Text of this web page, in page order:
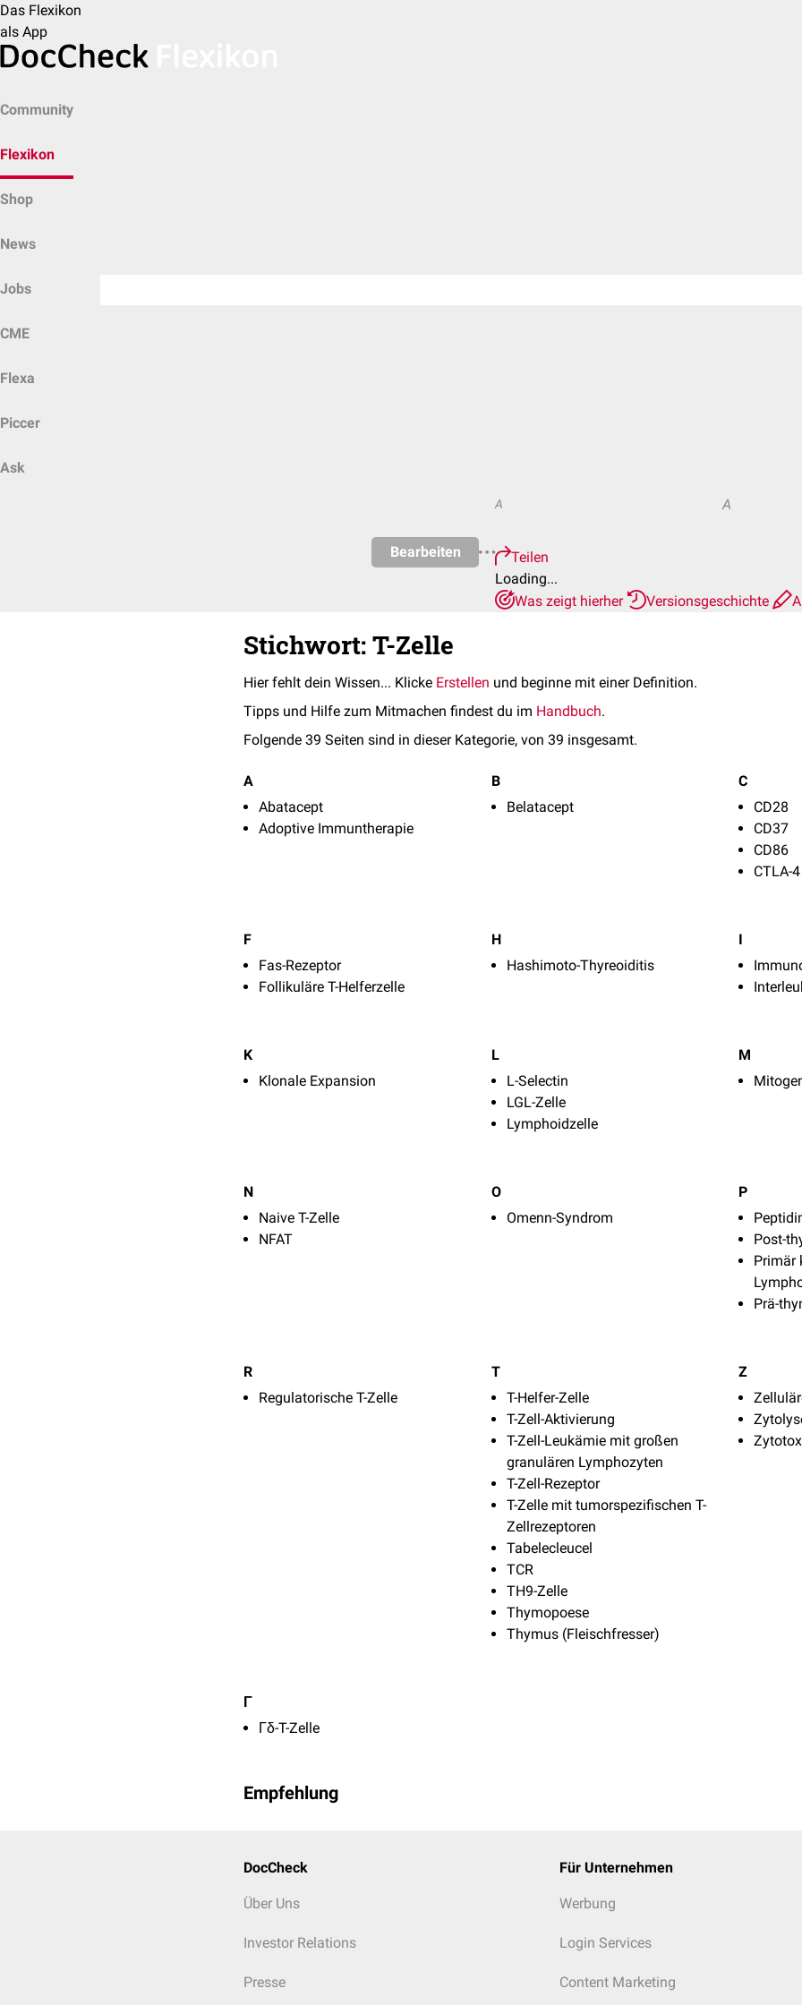
Das Flexikon
als App
Community
Flexikon
Shop
News
Jobs
CME
Flexa
Piccer
Ask
Bearbeiten
A A
Teilen
Loading...
Was zeigt hierher
Versionsgeschichte
Stichwort: T-Zelle
Hier fehlt dein Wissen... Klicke Erstellen und beginne mit einer Definition.
Tipps und Hilfe zum Mitmachen findest du im Handbuch.
Folgende 39 Seiten sind in dieser Kategorie, von 39 insgesamt.
A
Abatacept
Adoptive Immuntherapie
B
Belatacept
C
CD28
CD37
CD86
CTLA-4
F
Fas-Rezeptor
Follikuläre T-Helferzelle
H
Hashimoto-Thyreoiditis
I
K
Klonale Expansion
L
L-Selectin
LGL-Zelle
Lymphoidzelle
M
N
Naive T-Zelle
NFAT
O
Omenn-Syndrom
P
Post-
Primär
Prä-
R
Regulatorische T-Zelle
T
T-Helfer-Zelle
T-Zell-Aktivierung
T-Zell-Leukämie mit großen
granulären Lymphozyten
T-Zell-Rezeptor
T-Zelle mit tumorspezifischen T-
Zellrezeptoren
Tabelecleucel
TCR
TH9-Zelle
Thymopoese
Thymus (Fleischfresser)
Z
Γ
Γδ-T-Zelle
Empfehlung
DocCheck
Über Uns
Investor Relations
Presse
Für Unternehmen
Werbung
Login Services
Content Marketing